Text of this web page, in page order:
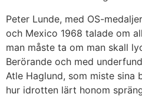
Peter Lunde, med OS-
och Mexico 1968 talade om
man måste ta om man skall
Berörande och med
Atle Haglund, som miste sina
hur idrotten lärt honom